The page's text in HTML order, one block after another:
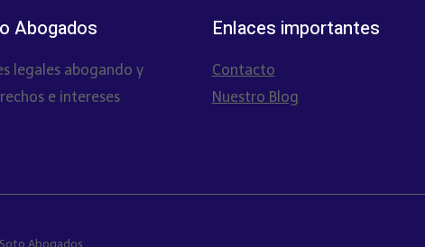
Abogados
legales abogando y
e intereses
Enlaces importantes
Contacto
Nuestro Blog
Abogados